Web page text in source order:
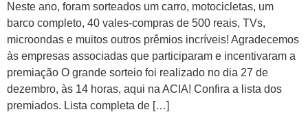
Neste ano, foram sorteados um carro, motocicletas, um
barco completo, 40 vales-compras de 500 reais, TVs,
microondas e muitos outros prêmios incríveis! Agradecemos
às empresas associadas que participaram e incentivaram a
premiação O grande sorteio foi realizado no dia 27 de
dezembro, às 14 horas, aqui na ACIA! Confira a lista dos
premiados. Lista completa de […]